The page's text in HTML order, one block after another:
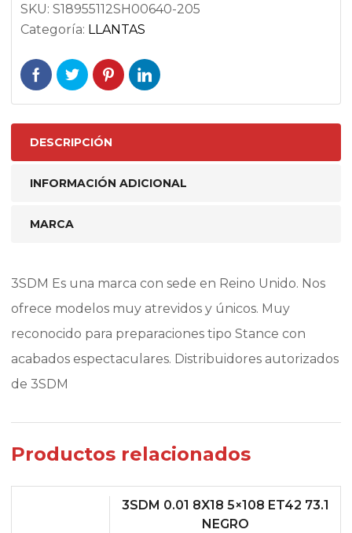
SKU: S18955112SH00640-205
Categoría: LLANTAS
DESCRIPCIÓN
INFORMACIÓN ADICIONAL
MARCA
3SDM Es una marca con sede en Reino Unido. Nos
ofrece modelos muy atrevidos y únicos. Muy
reconocido para preparaciones tipo Stance con
acabados espectaculares. Distribuidores autorizados
de 3SDM
Productos relacionados
3SDM 0.01 8X18 5×108 ET42 73.1
NEGRO